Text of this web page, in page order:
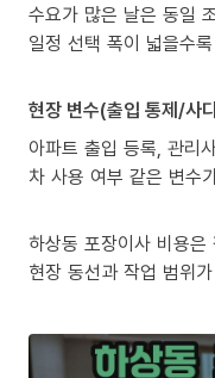
수요가 많은 날은 동일
일정 선택 폭이 넓을수
현장 변수(출입 통제/사
아파트 출입 등록, 관리
차 사용 여부 같은 변수
하상동 포장이사 비용
현장 동선과 작업 범위